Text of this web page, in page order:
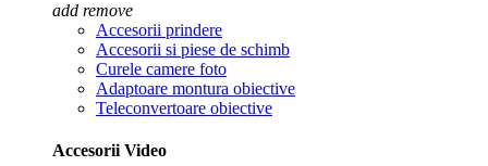
add remove
Accesorii prindere
Accesorii si piese de schimb
Curele camere foto
Adaptoare montura obiective
Teleconvertoare obiective
Accesorii Video